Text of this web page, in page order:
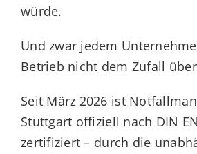
würde.
Und zwar jedem
Betrieb nicht dem Zufall
Seit März 2026 ist
Stuttgart offiziell nach DIN
zertifiziert – durch die